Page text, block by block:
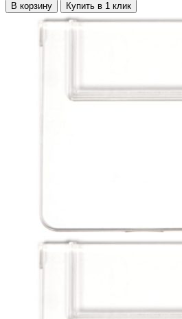
В корзину
Купить в 1 клик